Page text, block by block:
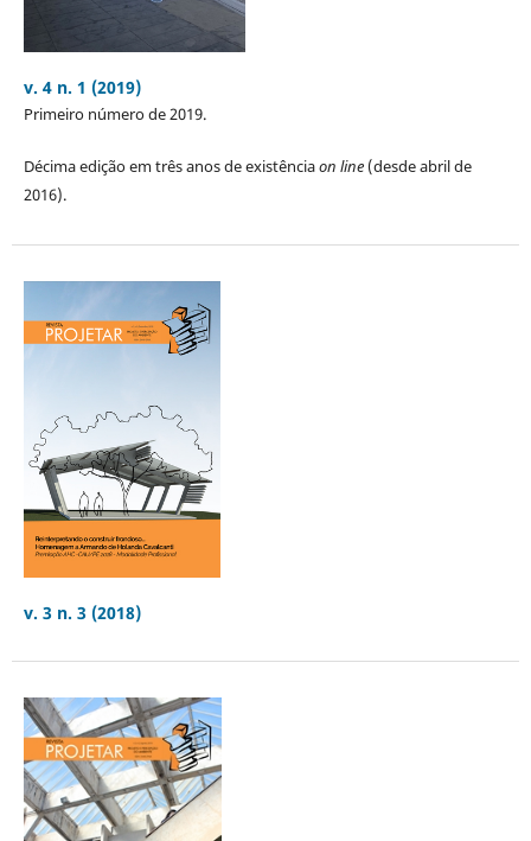
v. 4 n. 1 (2019)
Primeiro número de 2019.
Décima edição em três anos de existênciaon line (desde abril de
2016).
v. 3 n. 3 (2018)